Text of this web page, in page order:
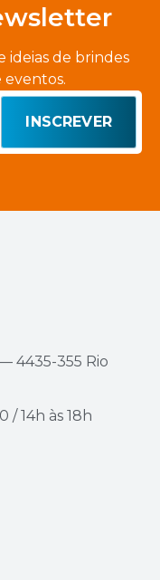
ideias de brindes
eventos.
INSCREVER
4435-355 Rio
/ 14h às 18h